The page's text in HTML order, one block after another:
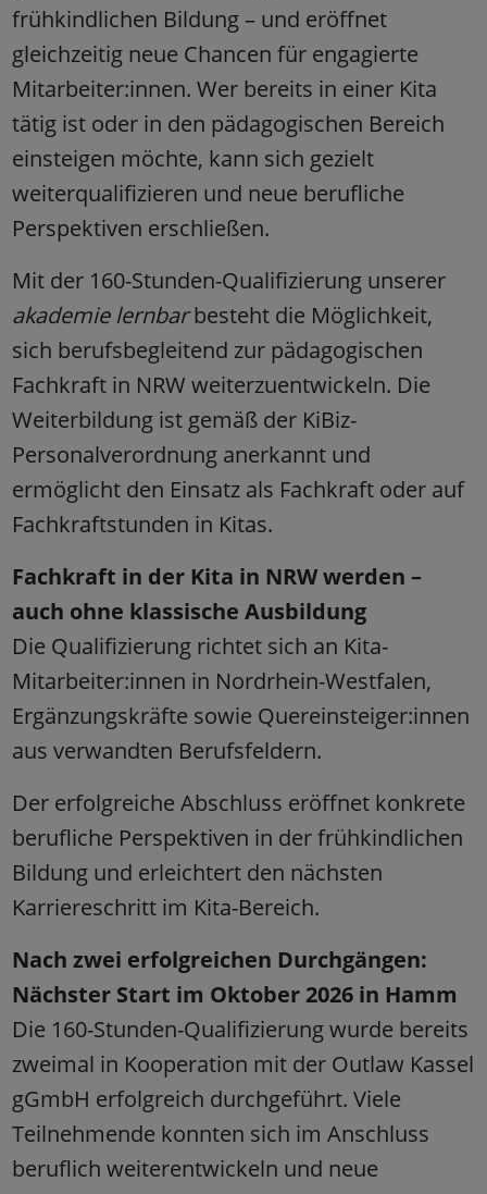
frühkindlichen Bildung – und eröffnet
gleichzeitig neue Chancen für engagierte
Mitarbeiter:innen. Wer bereits in einer Kita
tätig ist oder in den pädagogischen Bereich
einsteigen möchte, kann sich gezielt
weiterqualifizieren und neue berufliche
Perspektiven erschließen.
Mit der 160-Stunden-Qualifizierung unserer
akademie lernbarbesteht die Möglichkeit,
sich berufsbegleitend zur pädagogischen
Fachkraft in NRW weiterzuentwickeln. Die
Weiterbildung ist gemäß der KiBiz-
Personalverordnung anerkannt und
ermöglicht den Einsatz als Fachkraft oder auf
Fachkraftstunden in Kitas.
Fachkraft in der Kita in NRW werden –
auch ohne klassische Ausbildung
Die Qualifizierung richtet sich an Kita-
Mitarbeiter:innen in Nordrhein-Westfalen,
Ergänzungskräfte sowie Quereinsteiger:innen
aus verwandten Berufsfeldern.
Der erfolgreiche Abschluss eröffnet konkrete
berufliche Perspektiven in der frühkindlichen
Bildung und erleichtert den nächsten
Karriereschritt im Kita-Bereich.
Nach zwei erfolgreichen Durchgängen:
Nächster Start im Oktober 2026 in Hamm
Die 160-Stunden-Qualifizierung wurde bereits
zweimal in Kooperation mit der Outlaw Kassel
gGmbH erfolgreich durchgeführt. Viele
Teilnehmende konnten sich im Anschluss
beruflich weiterentwickeln und neue